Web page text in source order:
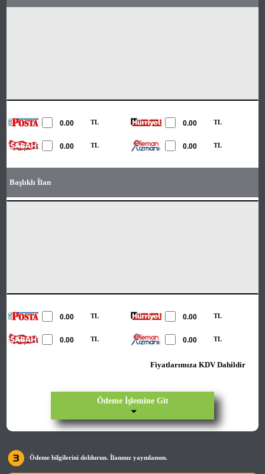
TL TL
TL TL
Başlıklı İlan
TL TL
TL TL
Fiyatlarımıza KDV Dahildir
Ödeme İşlemine Git
Ödeme bilgilerini doldurun. İlanınız yayınlansın.